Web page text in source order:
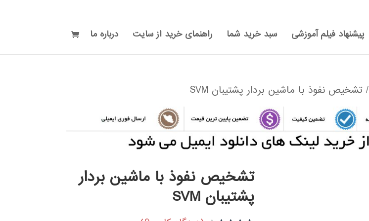
پیشنهاد فیلم آموزشی سبد خرید شما راهنمای خرید از سایت درباره ما
/ تشخیص نفوذ با ماشین بردار پشتیبان SVM
تشخیص نفوذ با ماشین بردار
پشتیبان SVM